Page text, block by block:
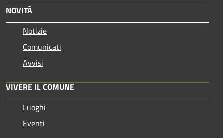
NOVITÀ
Notizie
Comunicati
Avvisi
VIVERE IL COMUNE
Luoghi
Eventi